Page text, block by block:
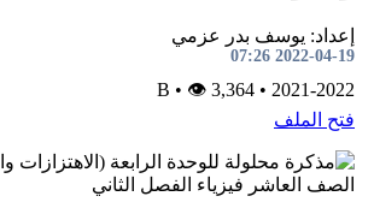
إعداد: يوسف بدر عزمي
2022-04-19 07:26
2021-2022
•
B
•👁 3,364
فتح الملف
الصف العاشر فيزياء الفصل الثاني